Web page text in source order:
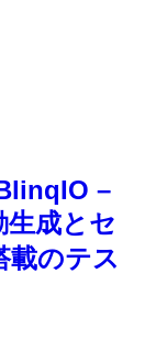
–
成とセ
載のテス